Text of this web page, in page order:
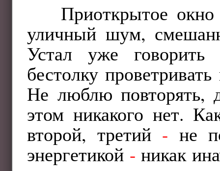
Приоткрытое
уличный шум,
Устал уже
бестолку
Не люблю повторять,
этом никакого нет.
второй, третий - не
энергетикой - никак